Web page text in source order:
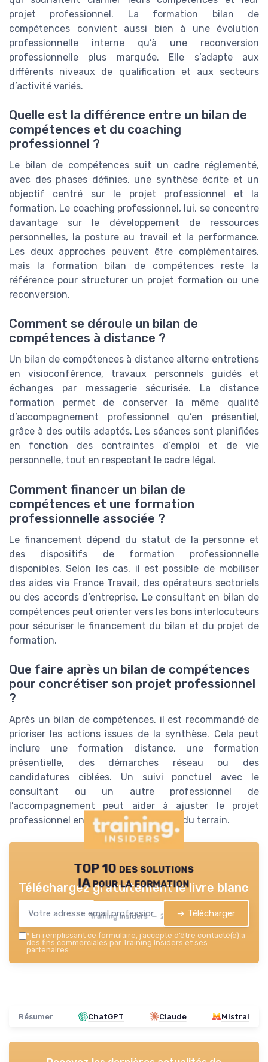
projet professionnel. La formation bilan de
compétences convient aussi bien à une évolution
professionnelle interne qu’à une reconversion
professionnelle plus marquée. Elle s’adapte aux
différents niveaux de qualification et aux secteurs
d’activité variés.
Quelle est la différence entre un bilan de
compétences et du coaching
professionnel ?
Le bilan de compétences suit un cadre réglementé,
avec des phases définies, une synthèse écrite et un
objectif centré sur le projet professionnel et la
formation. Le coaching professionnel, lui, se concentre
davantage sur le développement de ressources
personnelles, la posture au travail et la performance.
Les deux approches peuvent être complémentaires,
mais la formation bilan de compétences reste la
référence pour structurer un projet formation ou une
reconversion.
Comment se déroule un bilan de
compétences à distance ?
Un bilan de compétences à distance alterne entretiens
en visioconférence, travaux personnels guidés et
échanges par messagerie sécurisée. La distance
formation permet de conserver la même qualité
d’accompagnement professionnel qu’en présentiel,
grâce à des outils adaptés. Les séances sont planifiées
en fonction des contraintes d’emploi et de vie
personnelle, tout en respectant le cadre légal.
Comment financer un bilan de
compétences et une formation
professionnelle associée ?
Le financement dépend du statut de la personne et
des dispositifs de formation professionnelle
disponibles. Selon les cas, il est possible de mobiliser
des aides via France Travail, des opérateurs sectoriels
ou des accords d’entreprise. Le consultant en bilan de
compétences peut orienter vers les bons interlocuteurs
pour sécuriser le financement du bilan et du projet de
formation.
Que faire après un bilan de compétences
pour concrétiser son projet professionnel
?
Après un bilan de compétences, il est recommandé de
prioriser les actions issues de la synthèse. Cela peut
inclure une formation distance, une formation
présentielle, des démarches réseau ou des
candidatures ciblées. Un suivi ponctuel avec le
consultant ou un autre professionnel de
l’accompagnement peut aider à ajuster le projet
professionnel en fonction des retours du terrain.
TOP 10 des solutions
IA pour la formation
Training Insiders — 2026
Téléchargez gratuitement le livre blanc
➔ Télécharger
* En remplissant ce formulaire, j’accepte d’être contacté(e) à
des fins commerciales par Training Insiders et ses
partenaires.
Résumer ChatGPT Claude Mistral